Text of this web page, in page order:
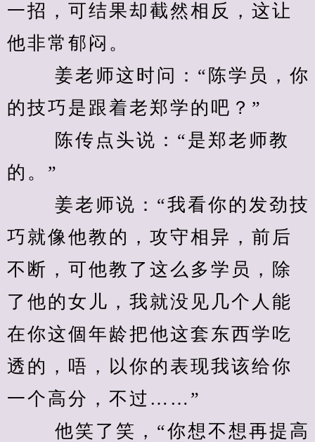
一招，可结果却截然相反，这让
他非常郁闷。
姜老师这时问：“陈学员，你
的技巧是跟着老郑学的吧？”
陈传点头说：“是郑老师教
的。”
姜老师说：“我看你的发劲技
巧就像他教的，攻守相异，前后
不断，可他教了这么多学员，除
了他的女儿，我就没见几个人能
在你这個年龄把他这套东西学吃
透的，唔，以你的表现我该给你
一个高分，不过……”
他笑了笑，“你想不想再提高